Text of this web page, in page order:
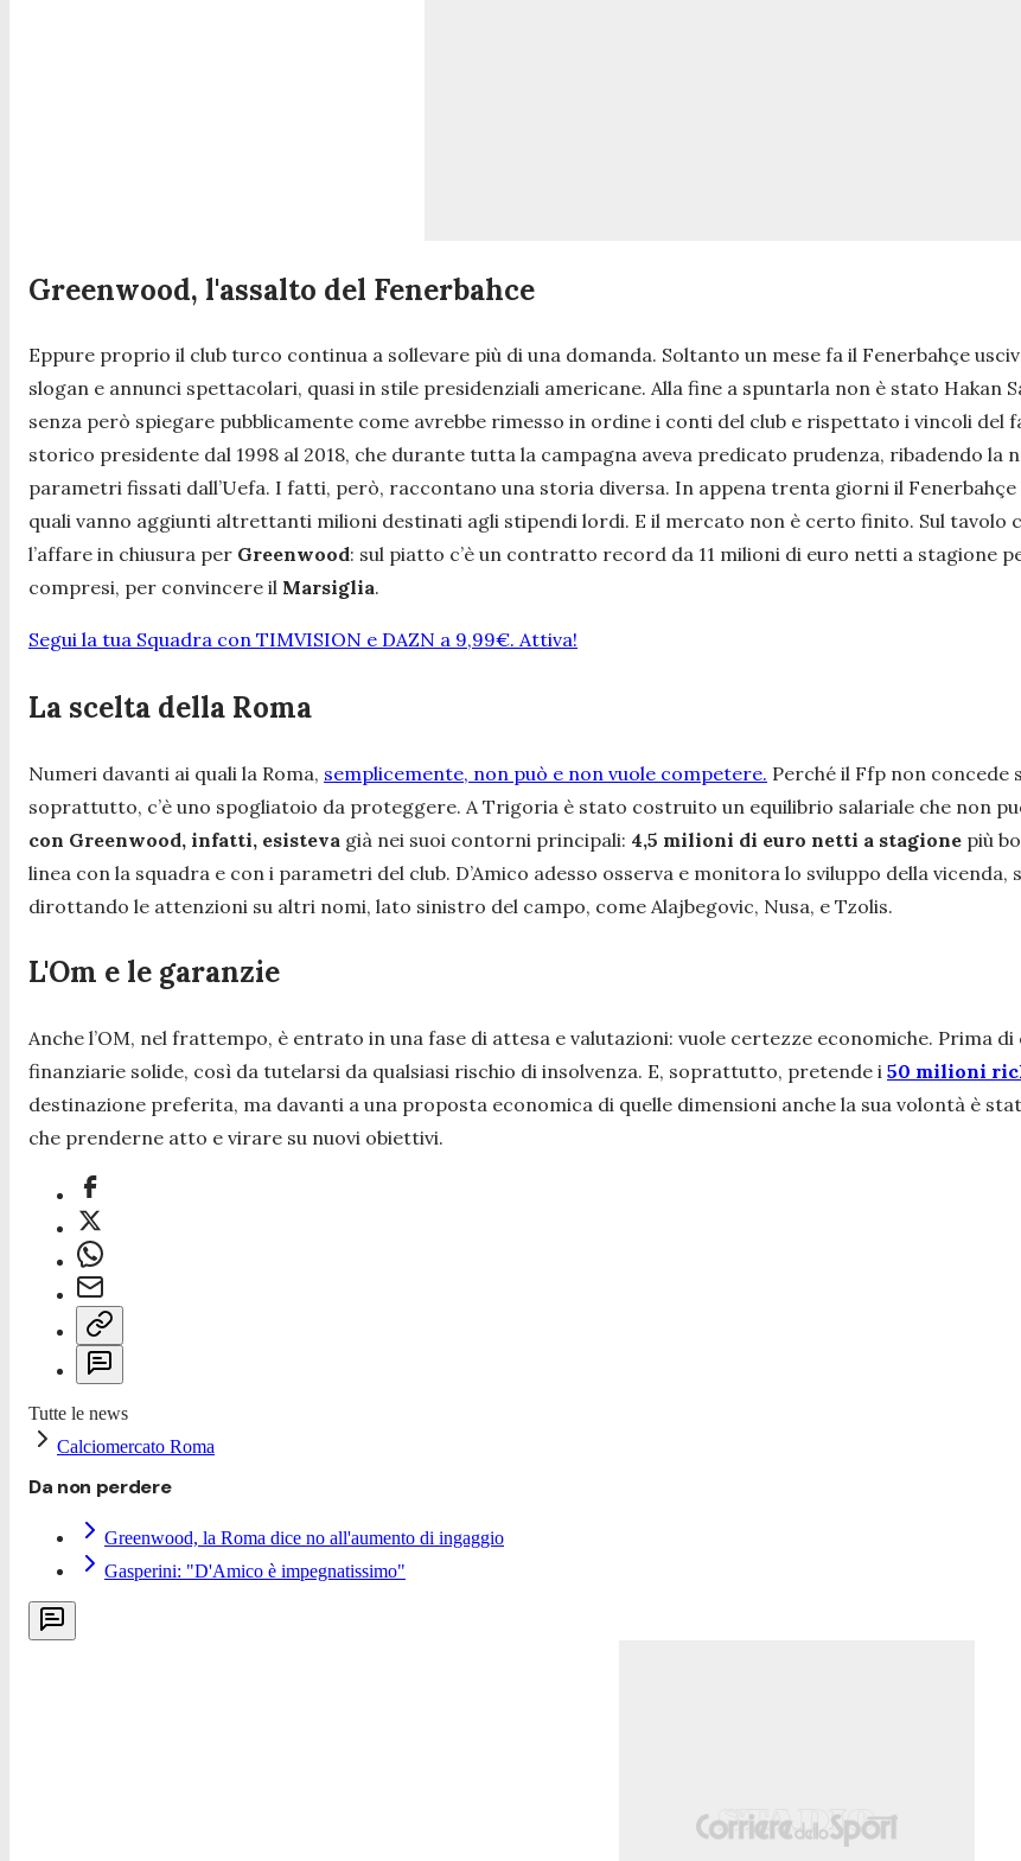
Greenwood, l'assalto del Fenerbahce
Eppure proprio il club turco continua a sollevare più di una domanda. Soltanto un mese fa il Fenerbahçe
slogan e annunci spettacolari, quasi in stile presidenziali americane. Alla fine a spuntarla non è stato Hakan
senza però spiegare pubblicamente come avrebbe rimesso in ordine i conti del club e rispettato i vincoli del
storico presidente dal 1998 al 2018, che durante tutta la campagna aveva predicato prudenza, ribadendo la
parametri fissati dall’Uefa. I fatti, però, raccontano una storia diversa. In appena trenta giorni il
quali vanno aggiunti altrettanti milioni destinati agli stipendi lordi. E il mercato non è certo finito. Sul tavolo
l’affare in chiusura per Greenwood: sul piatto c’è un contratto record da 11 milioni di euro netti a stagione
compresi, per convincere il Marsiglia.
Segui la tua Squadra con TIMVISION e DAZN a 9,99€. Attiva!
La scelta della Roma
Numeri davanti ai quali la Roma, semplicemente, non può e non vuole competere. Perché il Ffp non concede
soprattutto, c’è uno spogliatoio da proteggere. A Trigoria è stato costruito un equilibrio salariale che non
con Greenwood, infatti, esisteva già nei suoi contorni principali: 4,5 milioni di euro netti a stagione più
linea con la squadra e con i parametri del club. D’Amico adesso osserva e monitora lo sviluppo della
dirottando le attenzioni su altri nomi, lato sinistro del campo, come Alajbegovic, Nusa, e Tzolis.
L'Om e le garanzie
Anche l’OM, nel frattempo, è entrato in una fase di attesa e valutazioni: vuole certezze economiche. Prima
finanziarie solide, così da tutelarsi da qualsiasi rischio di insolvenza. E, soprattutto, pretende i 50 milioni
destinazione preferita, ma davanti a una proposta economica di quelle dimensioni anche la sua volontà è
che prenderne atto e virare su nuovi obiettivi.
Tutte le news
Calciomercato Roma
Da non perdere
Greenwood, la Roma dice no all'aumento di ingaggio
Gasperini: "D'Amico è impegnatissimo"